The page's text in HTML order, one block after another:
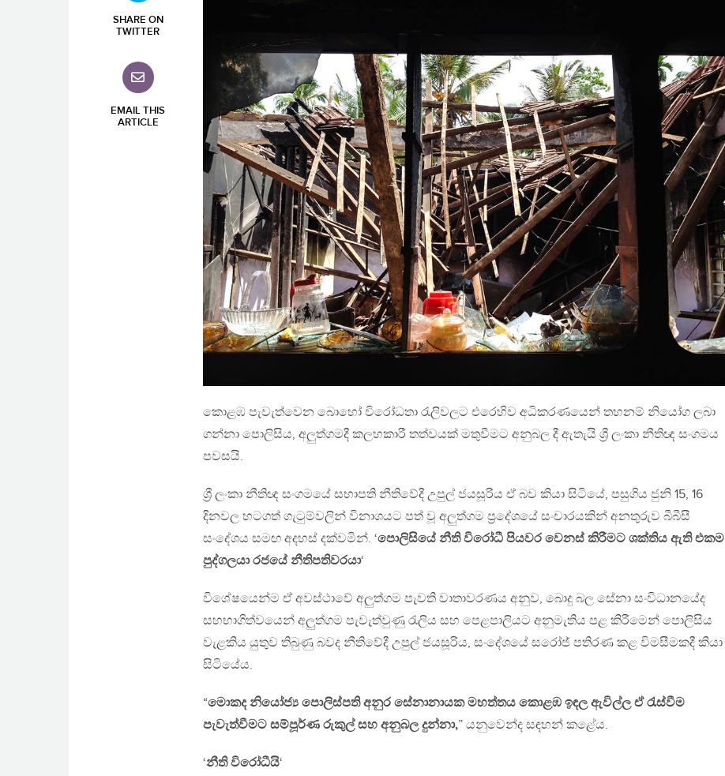
SHARE ON
TWITTER
EMAIL THIS
ARTICLE
කොළඹ පැවැත්වෙන බොහෝ විරෝධතා රැලිවලට එරෙහිව අධිකරණයෙන් තහනම් නියෝග ලබා
ගන්නා පොලිසිය, අලුත්ගමදී කලහකාරී තත්වයක් මතුවීමට අනුබල දී ඇතැයි ශ්‍රී ලංකා නීතිඥ සංගමය
පවසයි.
ශ්‍රී ලංකා නීතිඥ සංගමයේ සභාපති නීතිවේදී උපුල් ජයසූරිය ඒ බව කියා සිටියේ, පසුගිය ජුනි 15, 16
දිනවල හටගත් ගැටුම්වලින් විනාශයට පත් වූ අලුත්ගම ප්‍රදේශයේ සංචාරයකින් අනතුරුව බීබීසී
සංදේශය සමඟ අදහස් දක්වමින්. ‘පොලිසියේ නීති විරෝධී පියවර වෙනස් කිරීමට ශක්තිය ඇති එකම
පුද්ගලයා රජයේ නීතිපතිවරයා‘
විශේෂයෙන්ම ඒ අවස්ථාවේ අලුත්ගම පැවති වාතාවරණය අනුව, බොදු බල සේනා සංවිධානයේද
සහභාගිත්වයෙන් අලුත්ගම පැවැත්වුණු රැලිය සහ පෙළපාලියට අනුමැතිය පළ කිරීමෙන් පොලිසිය
වැළකිය යුතුව තිබුණු බවද නීතිවේදී උපුල් ජයසූරිය, සංදේශයේ සරෝජ් පතිරණ කළ විමසීමකදී කියා
සිටියේය.
“මොකද නියෝජ්‍ය පොලිස්පති අනුර සේනානායක මහත්තය කොළඹ ඉඳල ඇවිල්ල ඒ රැස්වීම
පැවැත්වීමට සම්පූර්ණ රුකුල් සහ අනුබල දුන්නා,” යනුවෙන්ද සඳහන් කළේය.
‘නීති විරෝධීයි‘